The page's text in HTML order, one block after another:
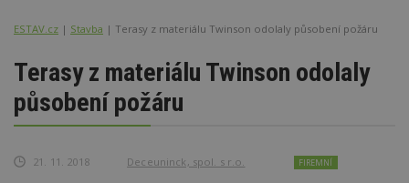
ESTAV.cz Stavba Terasy z materiálu Twinson odolaly působení požáru
Terasy z materiálu Twinson odolaly
působení požáru
21. 11. 2018 Deceuninck, spol. s r.o. FIREMNÍ